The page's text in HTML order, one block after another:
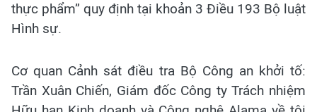
thực phẩm” quy định tại khoản 3 Điều 193 Bộ luật
Hình sự.
Cơ quan Cảnh sát điều tra Bộ Công an khởi tố:
Trần Xuân Chiến, Giám đốc Công ty Trách nhiệm